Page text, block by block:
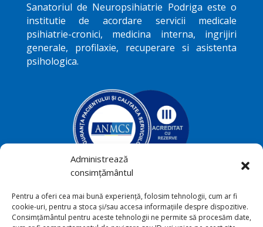
Administrează
consimțământul
Pentru a oferi cea mai bună experiență, folosim tehnologii, cum ar fi
cookie-uri, pentru a stoca și/sau accesa informațiile despre dispozitive.
Consimțământul pentru aceste tehnologii ne permite să procesăm date,
Sanatoriul de Neuropsihiatrie Podriga este o
institutie de acordare servicii medicale
psihiatrie-cronici, medicina interna, ingrijiri
generale, profilaxie, recuperare si asistenta
psihologica.

Podriga, com. Draguseni, jud.
Botoşani